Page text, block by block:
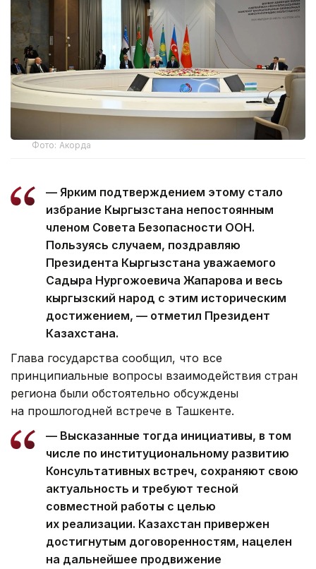
Фото: Акорда
— Ярким подтверждением этому стало
избрание Кыргызстана непостоянным
членом Совета Безопасности ООН.
Пользуясь случаем, поздравляю
Президента Кыргызстана уважаемого
Садыра Нургожоевича Жапарова и весь
кыргызский народ с этим историческим
достижением, — отметил Президент
Казахстана.
Глава государства сообщил, что все
принципиальные вопросы взаимодействия стран
региона были обстоятельно обсуждены
на прошлогодней встрече в Ташкенте.
— Высказанные тогда инициативы, в том
числе по институциональному развитию
Консультативных встреч, сохраняют свою
актуальность и требуют тесной
совместной работы с целью
их реализации. Казахстан привержен
достигнутым договоренностям, нацелен
на дальнейшее продвижение